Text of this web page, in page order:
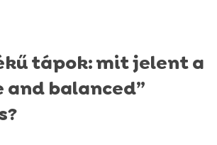
tápok: mit jelent a
and balanced”